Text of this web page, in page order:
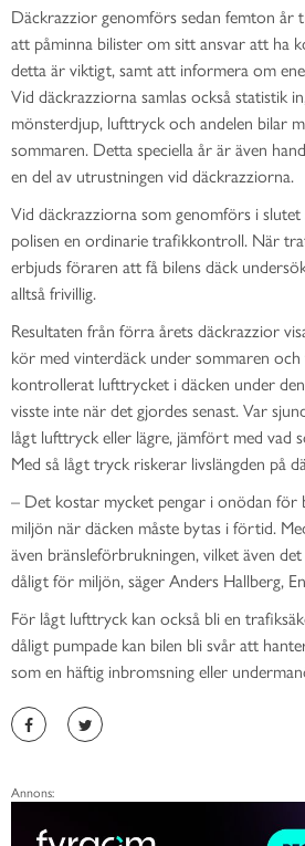
Däckrazzior genomförs sedan femton år
att påminna bilister om sitt ansvar att ha
detta är viktigt, samt att informera om
Vid däckrazziorna samlas också statistik
mönsterdjup, lufttryck och andelen bilar
sommaren. Detta speciella år är även
en del av utrustningen vid däckrazziorna.
Vid däckrazziorna som genomförs i
polisen en ordinarie trafikkontroll. När
erbjuds föraren att få bilens däck
alltså frivillig.
Resultaten från förra årets däckrazzior
kör med vinterdäck under sommaren
kontrollerat lufttrycket i däcken under
visste inte när det gjordes senast. Var
lågt lufttryck eller lägre, jämfört med vad
Med så lågt tryck riskerar livslängden på
– Det kostar mycket pengar i onödan för
miljön när däcken måste bytas i förtid.
även bränsleförbrukningen, vilket även
dåligt för miljön, säger Anders Hallberg,
För lågt lufttryck kan också bli en
dåligt pumpade kan bilen bli svår att
som en häftig inbromsning eller
Annons: